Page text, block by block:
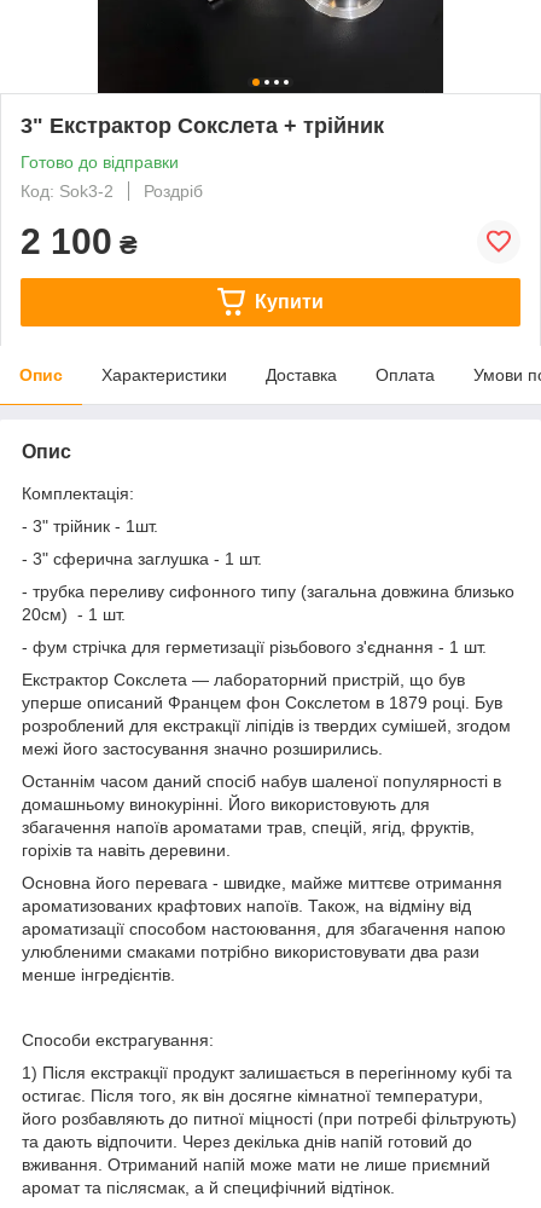
3" Екстрактор Сокслета + трійник
Готово до відправки
Код: Sok3-2
Роздріб
2 100 ₴
Купити
Опис Характеристики Доставка Оплата Умови
Опис
Комплектація:
- 3" трійник - 1шт.
- 3" сферична заглушка - 1 шт.
- трубка переливу сифонного типу (загальна довжина близько
20см) - 1 шт.
- фум стрічка для герметизації різьбового з'єднання - 1 шт.
Екстрактор Сокслета — лабораторний пристрій, що був
уперше описаний Францем фон Сокслетом в 1879 році. Був
розроблений для екстракції ліпідів із твердих сумішей, згодом
межі його застосування значно розширились.
Останнім часом даний спосіб набув шаленої популярності в
домашньому винокурінні. Його використовують для
збагачення напоїв ароматами трав, спецій, ягід, фруктів,
горіхів та навіть деревини.
Основна його перевага - швидке, майже миттєве отримання
ароматизованих крафтових напоїв. Також, на відміну від
ароматизації способом настоювання, для збагачення напою
улюбленими смаками потрібно використовувати два рази
менше інгредієнтів.
Способи екстрагування:
1) Після екстракції продукт залишається в перегінному кубі та
остигає. Після того, як він досягне кімнатної температури,
його розбавляють до питної міцності (при потребі фільтрують)
та дають відпочити. Через декілька днів напій готовий до
вживання. Отриманий напій може мати не лише приємний
аромат та післясмак, а й специфічний відтінок.